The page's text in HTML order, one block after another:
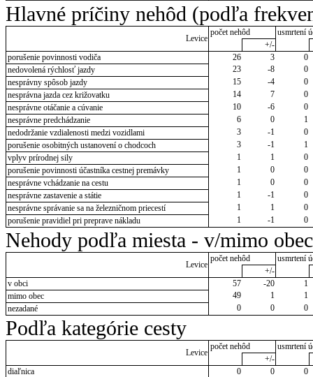
Hlavné príčiny nehôd (podľa
Levice
počet nehôd
usmrtení
+/-
porušenie povinnosti vodiča
26 3
0
nedovolená rýchlosť jazdy
23 -8
0
nesprávny spôsob jazdy
15 -4
0
nesprávna jazda cez križovatku
14 7
0
nesprávne otáčanie a cúvanie
10 -6
0
nesprávne predchádzanie
6 0
1
nedodržanie vzdialenosti medzi vozidlami
3 -1
0
porušenie osobitných ustanovení o chodcoch
3 -1
1
vplyv prírodnej sily
1 1
0
porušenie povinnosti účastníka cestnej premávky
1 0
0
nesprávne vchádzanie na cestu
1 0
0
nesprávne zastavenie a státie
1 -1
0
nesprávne správanie sa na železničnom priecestí
1 1
0
porušenie pravidiel pri preprave nákladu
1 -1 0
Nehody podľa miesta - v/mimo obec
Levice
počet nehôd
usmrtení
+/-
v obci
57 -20
1
mimo obec
49 1
1
nezadané
0 0 0
Podľa kategórie cesty
Levice
počet nehôd
usmrtení
+/-
diaľnica
0 0
0